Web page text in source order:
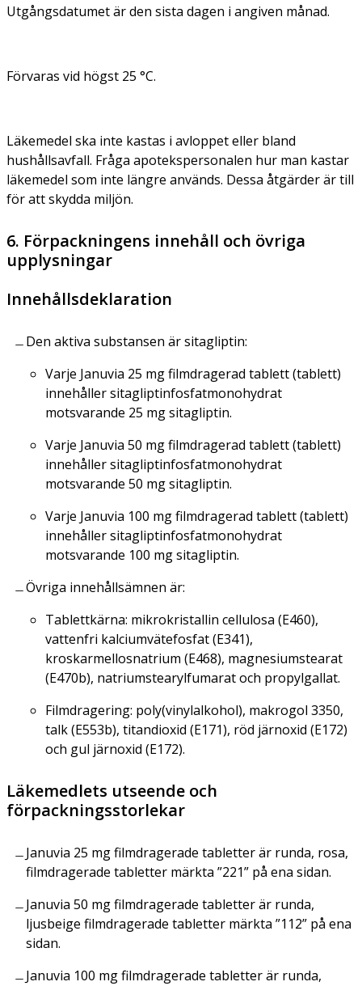
Utgångsdatumet är den sista dagen i angiven månad.
Förvaras vid högst 25 °C.
Läkemedel ska inte kastas i avloppet eller bland
hushållsavfall. Fråga apotekspersonalen hur man kastar
läkemedel som inte längre används. Dessa åtgärder är till
för att skydda miljön.
6. Förpackningens innehåll och övriga
upplysningar
Innehållsdeklaration
Den aktiva substansen är sitagliptin:
Varje Januvia 25 mg filmdragerad tablett (tablett)
innehåller sitagliptinfosfatmonohydrat
motsvarande 25 mg sitagliptin.
Varje Januvia 50 mg filmdragerad tablett (tablett)
innehåller sitagliptinfosfatmonohydrat
motsvarande 50 mg sitagliptin.
Varje Januvia 100 mg filmdragerad tablett (tablett)
innehåller sitagliptinfosfatmonohydrat
motsvarande 100 mg sitagliptin.
Övriga innehållsämnen är:
Tablettkärna: mikrokristallin cellulosa (E460),
vattenfri kalciumvätefosfat (E341),
kroskarmellosnatrium (E468), magnesiumstearat
(E470b), natriumstearylfumarat och propylgallat.
Filmdragering: poly(vinylalkohol), makrogol 3350,
talk (E553b), titandioxid (E171), röd järnoxid (E172)
och gul järnoxid (E172).
Läkemedlets utseende och
förpackningsstorlekar
Januvia 25 mg filmdragerade tabletter är runda, rosa,
filmdragerade tabletter märkta ”221” på ena sidan.
Januvia 50 mg filmdragerade tabletter är runda,
ljusbeige filmdragerade tabletter märkta ”112” på ena
sidan.
Januvia 100 mg filmdragerade tabletter är runda,